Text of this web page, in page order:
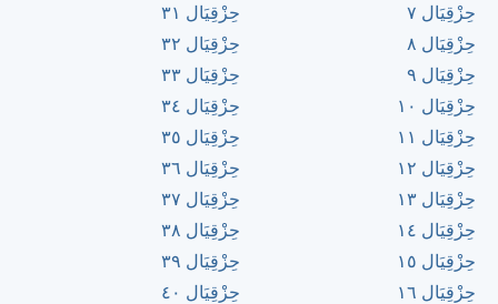
حِزْقِيَال ٧
حِزْقِيَال ٨
حِزْقِيَال ٩
حِزْقِيَال ١٠
حِزْقِيَال ١١
حِزْقِيَال ١٢
حِزْقِيَال ١٣
حِزْقِيَال ١٤
حِزْقِيَال ١٥
حِزْقِيَال ١٦
حِزْقِيَال ٣١
حِزْقِيَال ٣٢
حِزْقِيَال ٣٣
حِزْقِيَال ٣٤
حِزْقِيَال ٣٥
حِزْقِيَال ٣٦
حِزْقِيَال ٣٧
حِزْقِيَال ٣٨
حِزْقِيَال ٣٩
حِزْقِيَال ٤٠